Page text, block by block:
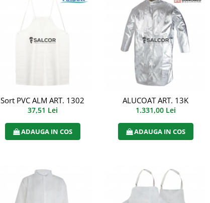
Sort PVC ALM ART. 1302
37,51 Lei
ADAUGA IN COS
ALUCOAT ART. 13K
1.331,00 Lei
ADAUGA IN COS